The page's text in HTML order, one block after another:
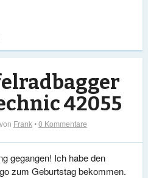
42055
von Frank•0 Kommentare
gegangen! Ich habe den
zum Geburtstag bekommen.